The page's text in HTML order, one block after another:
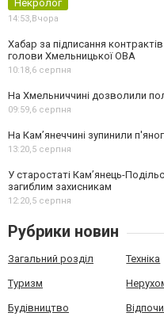
Некролог
14:53, Вчора
Хабар за підписання
голови Хмельницької ОВА
10:18,6 серпня
На Хмельниччині дозволили
09:59,6 серпня
На Камʼянеччині зупинили
13:20,5 серпня
У старостаті Кам’янець-
загиблим захисникам
12:20,5 серпня
Рубрики новин
Загальний розділ Техніка
Туризм
Будівництво